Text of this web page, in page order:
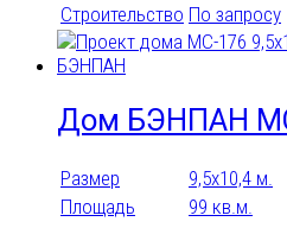
Строительство По запросу
Дом БЭНПАН
Размер
9,5х10,4 м.
Площадь
99 кв.м.